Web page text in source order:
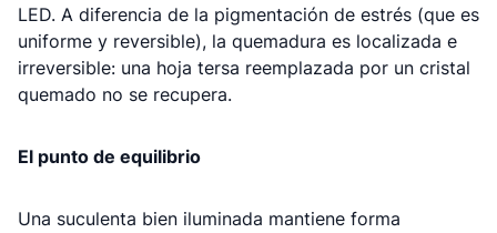
LED. A diferencia de la pigmentación de estrés (que es
uniforme y reversible), la quemadura es localizada e
irreversible: una hoja tersa reemplazada por un cristal
quemado no se recupera.
El punto de equilibrio
Una suculenta bien iluminada mantiene forma